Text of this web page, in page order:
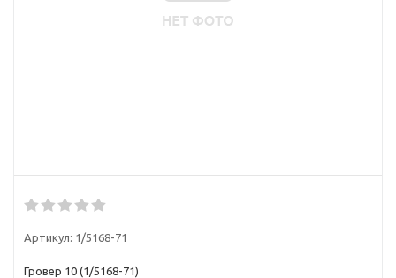
Артикул: 1/5168-71
Гровер 10 (1/5168-71)